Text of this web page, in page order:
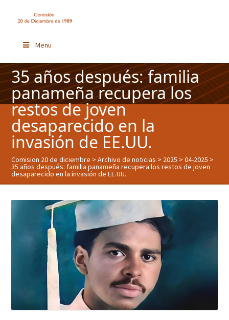
Menu
35 años después: familia
panameña recupera los
restos de joven
desaparecido en la
invasión de EE.UU.
Comision 20 de diciembre >Archivo de noticias > 2025 >04-2025 >
35 años después: familia panameña recupera los restos de joven
desaparecido en la invasión de EE.UU.